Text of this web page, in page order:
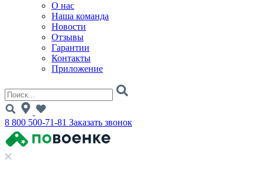
О нас
Наша команда
Новости
Отзывы
Гарантии
Контакты
Приложение
8 800 500-71-81 Заказать звонок